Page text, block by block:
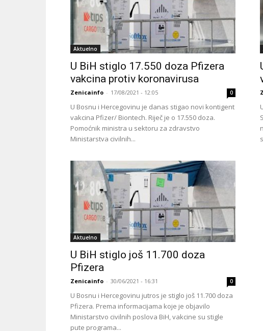
Aktuelno
U BiH stiglo 17.550 doza Pfizera
vakcina protiv koronavirusa
Zenicainfo - 17/08/2021 - 12:05 0
U Bosnu i Hercegovinu je danas stigao novi kontigent
vakcina Pfizer/ Biontech. Riječ je o 17.550 doza.
Pomoćnik ministra u sektoru za zdravstvo
Ministarstva civilnih...
Aktuelno
U BiH stiglo još 11.700 doza
Pfizera
Zenicainfo - 30/06/2021 - 16:31 0
U Bosnu i Hercegovinu jutros je stiglo još 11.700 doza
Pfizera. Prema informacijama koje je objavilo
Ministarstvo civilnih poslova BiH, vakcine su stigle
pute programa...